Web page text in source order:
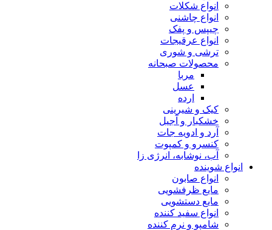
انواع شکلات
انواع چاشنی
چیپس و پفک
انواع عرقیجات
ترشی و شوری
محصولات صبحانه
مربا
عسل
ارده
کیک و شیرینی
خشکبار و آجیل
آرد و ادویه جات
کنسرو و کمپوت
آب، نوشابه، انرژی زا
انواع شوینده
انواع صابون
مایع ظرفشویی
مایع دستشویی
انواع سفید کننده
شامپو و نرم کننده